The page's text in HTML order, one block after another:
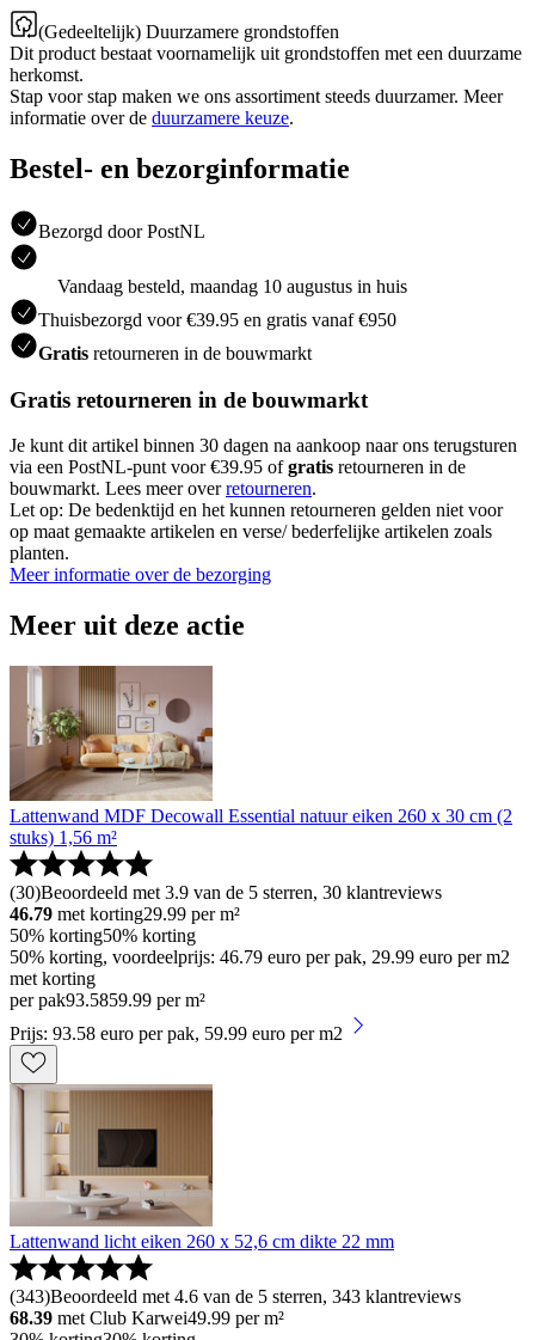
(Gedeeltelijk) Duurzamere grondstoffen
Dit product bestaat voornamelijk uit grondstoffen met een duurzame
herkomst.
Stap voor stap maken we ons assortiment steeds duurzamer. Meer
informatie over de duurzamere keuze.
Bestel- en bezorginformatie
Bezorgd door PostNL
Vandaag besteld, maandag 10 augustus in huis
Thuisbezorgd voor €39.95 en gratis vanaf €950
Gratis retourneren in de bouwmarkt
Gratis retourneren in de bouwmarkt
Je kunt dit artikel binnen 30 dagen na aankoop naar ons terugsturen
via een PostNL-punt voor €39.95 ofgratis retourneren in de
bouwmarkt. Lees meer overretourneren.
Let op: De bedenktijd en het kunnen retourneren gelden niet voor
op maat gemaakte artikelen en verse/ bederfelijke artikelen zoals
planten.
Meer informatie over de bezorging
Meer uit deze actie
Lattenwand MDF Decowall Essential natuur eiken 260 x 30 cm (2
stuks) 1,56 m²
(30)Beoordeeld met 3.9 van de 5 sterren, 30 klantreviews
46.79 met korting29.99 per m²
50% korting50% korting
50% korting, voordeelprijs: 46.79 euro per pak, 29.99 euro per m2
met korting
per pak93.5859.99 per m²
Prijs: 93.58 euro per pak, 59.99 euro per m2
Lattenwand licht eiken 260 x 52,6 cm dikte 22 mm
(343)Beoordeeld met 4.6 van de 5 sterren, 343 klantreviews
68.39 met Club Karwei49.99 per m²